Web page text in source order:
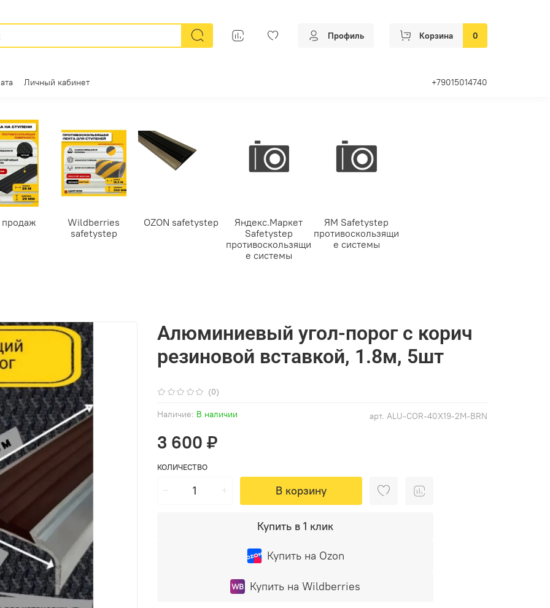
Профиль Корзина 0
Личный кабинет +79015014740
Wildberries
safetystep
OZON safetystep
Яндекс.Маркет
Safetystep
противоскользящи
е системы
ЯМ Safetystep
противоскользящи
е системы
(0)
арт. ALU-COR-40X19-2M-BRN
Наличие: В наличии
Алюминиевый угол-порог с корич
резиновой вставкой, 1.8м, 5шт
3 600 ₽
КОЛИЧЕСТВО
В корзину
Купить в 1 клик
Купить на Ozon
Купить на Wildberries